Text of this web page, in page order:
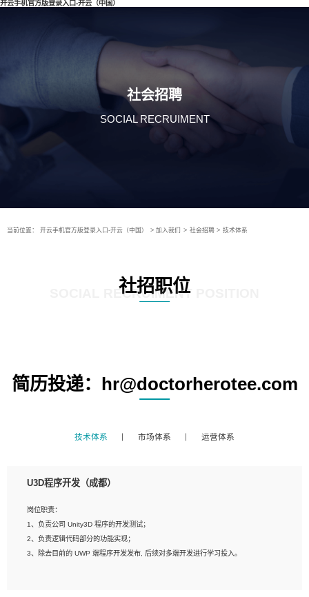
开云手机官方版登录入口-开云（中国）
社会招聘
SOCIAL RECRUIMENT
当前位置： 开云手机官方版登录入口-开云（中国） > 加入我们 > 社会招聘 > 技术体系
社招职位
SOCIAL RECRUIMENT POSITION
简历投递：hr@doctorherotee.com
技术体系 市场体系 运营体系
U3D程序开发（成都）
岗位职责：
1、负责公司 Unity3D 程序的开发测试；
2、负责逻辑代码部分的功能实现；
3、除去目前的 UWP 端程序开发发布, 后续对多端开发进行学习投入。